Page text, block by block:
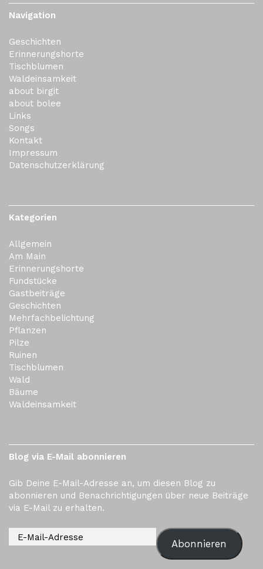
Navigation
Geschichten
Erinnerungshorte
Tischblumen
Waldeinsamkeit
about birgit
about bolee
Links
Songs
Kontakt
Impressum
Datenschutzerklärung
Kategorien
Allgemein
Am Main
Erinnerungshorte
Fundstücke
Gastbeiträge
Geschichten
Mehrfachbelichtung
Pflanzen
Pilze
Ruinen
Tischblumen
Wald
Bäume
Waldeinsamkeit
Blog via E-Mail abonnieren
Gib Deine E-Mail-Adresse an, um diesen Blog zu
abonnieren und Benachrichtigungen über neue Beiträge
via E-Mail zu erhalten.
Abonnieren